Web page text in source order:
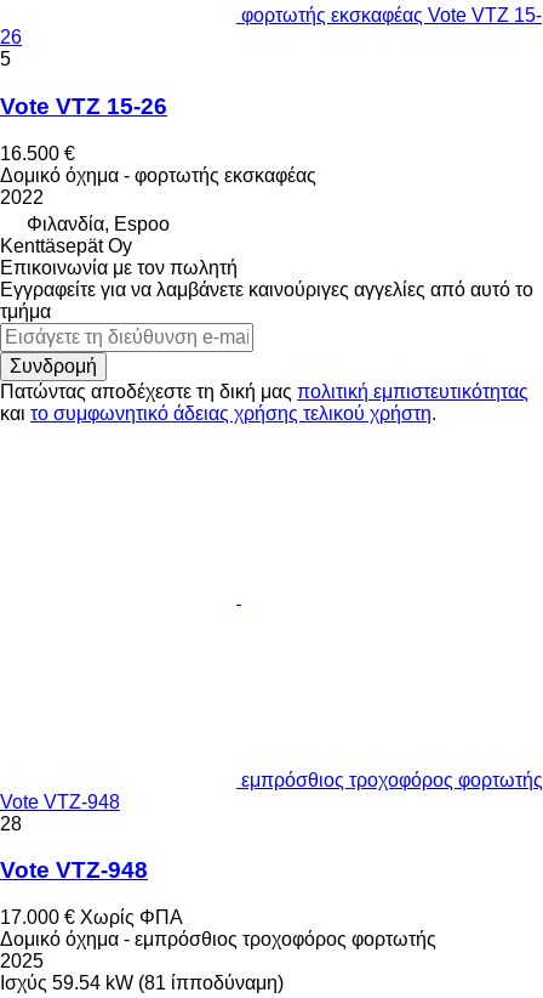
φορτωτής εκσκαφέας Vote VTZ 15-
26
5
Vote VTZ 15-26
16.500 €
Δομικό όχημα - φορτωτής εκσκαφέας
2022
Φιλανδία, Espoo
Kenttäsepät Oy
Επικοινωνία με τον πωλητή
Εγγραφείτε για να λαμβάνετε καινούριγες αγγελίες από αυτό το
τμήμα
Συνδρομή
Πατώντας αποδέχεστε τη δική μας πολιτική εμπιστευτικότητας
και το συμφωνητικό άδειας χρήσης τελικού χρήστη.
εμπρόσθιος τροχοφόρος φορτωτής
Vote VTZ-948
28
Vote VTZ-948
17.000 € Χωρίς ΦΠΑ
Δομικό όχημα - εμπρόσθιος τροχοφόρος φορτωτής
2025
Ισχύς 59.54 kW (81 ίπποδύναμη)